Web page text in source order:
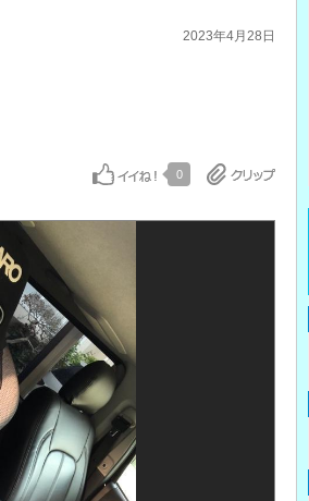
2023年4月28日
0